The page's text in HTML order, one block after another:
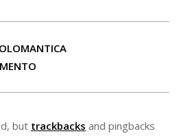
but trackbacks and pingbacks